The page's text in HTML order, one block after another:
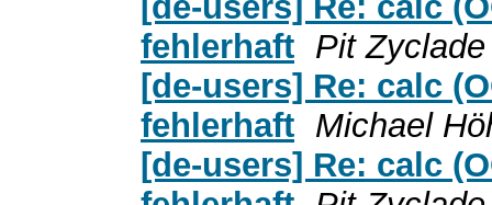
fehlerhaft Pit Zyclade
[de-users] Re: calc
fehlerhaft Michael
[de-users] Re: calc